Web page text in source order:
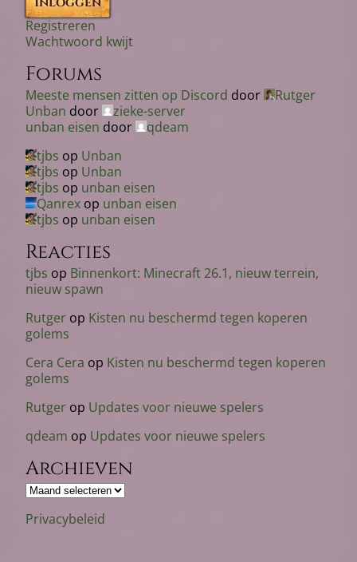
Registreren
Wachtwoord kwijt
Forums
Meeste mensen zitten op Discord door
Rutger
Unban door
zieke-server
unban eisen door
qdeam
tjbs op Unban
tjbs op Unban
tjbs op unban eisen
Qanrex op unban eisen
tjbs op unban eisen
Reacties
tjbs op Binnenkort: Minecraft 26.1, nieuw terrein,
nieuw spawn
Rutger op Kisten nu beschermd tegen koperen
golems
Cera Cera op Kisten nu beschermd tegen koperen
golems
Rutger op Updates voor nieuwe spelers
qdeam op Updates voor nieuwe spelers
Archieven
Archieven
Privacybeleid